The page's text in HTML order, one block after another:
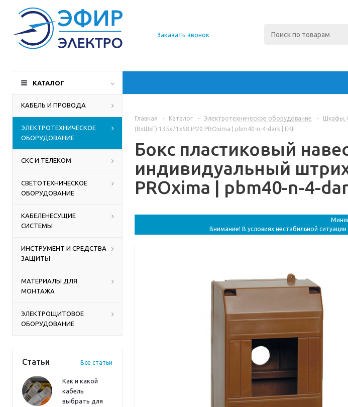
О компании
Доставка
Производители
Контакты
Заказать звонок
КАТАЛОГ
КАБЕЛЬ И ПРОВОДА
ЭЛЕКТРОТЕХНИЧЕСКОЕ
ОБОРУДОВАНИЕ
СКС И ТЕЛЕКОМ
СВЕТОТЕХНИЧЕСКОЕ
ОБОРУДОВАНИЕ
КАБЕЛЕНЕСУЩИЕ
СИСТЕМЫ
ИНСТРУМЕНТ И СРЕДСТВА
ЗАЩИТЫ
МАТЕРИАЛЫ ДЛЯ
МОНТАЖА
ЭЛЕКТРОЩИТОВОЕ
ОБОРУДОВАНИЕ
Статьи Все статьи
Как и какой
кабель
выбрать для
Главная - Каталог - Электротехническое оборудование - Шкафы,
(ВхШхГ) 135х71х58 IP20 PROxima | pbm40-n-4-dark | EKF
Бокс пластиковый
индивидуальный
PROxima | pbm40-n-4-
Внимание! В условиях нестабильной